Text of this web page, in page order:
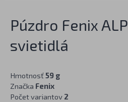
Púzdro Fenix
svietidlá
Hmotnosť 59 g
Značka Fenix
Počet variantov 2